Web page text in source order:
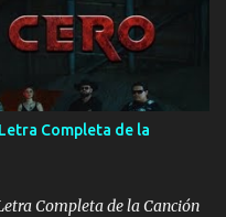
voy por mi línea no veo a
se me duerm voy chicoteado
que me agarran el colmillo
Al tiro esta la PrimiZa
la mano al que su amigo y
paran aquí hay pa más
pues no hay de otra...
Completa de la
Completa de la Canción